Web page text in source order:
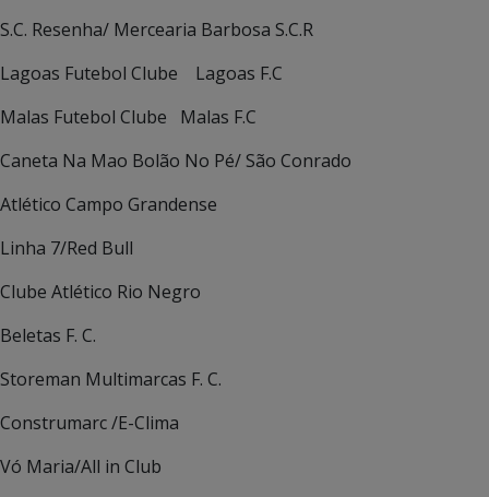
S.C. Resenha/ Mercearia Barbosa S.C.R
Lagoas Futebol Clube Lagoas F.C
Malas Futebol Clube Malas F.C
Caneta Na Mao Bolão No Pé/ São Conrado
Atlético Campo Grandense
Linha 7/Red Bull
Clube Atlético Rio Negro
Beletas F. C.
Storeman Multimarcas F. C.
Construmarc /E-Clima
Vó Maria/All in Club